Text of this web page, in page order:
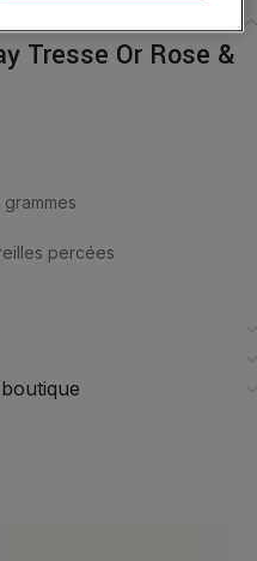
Tresse Or Rose &
percées